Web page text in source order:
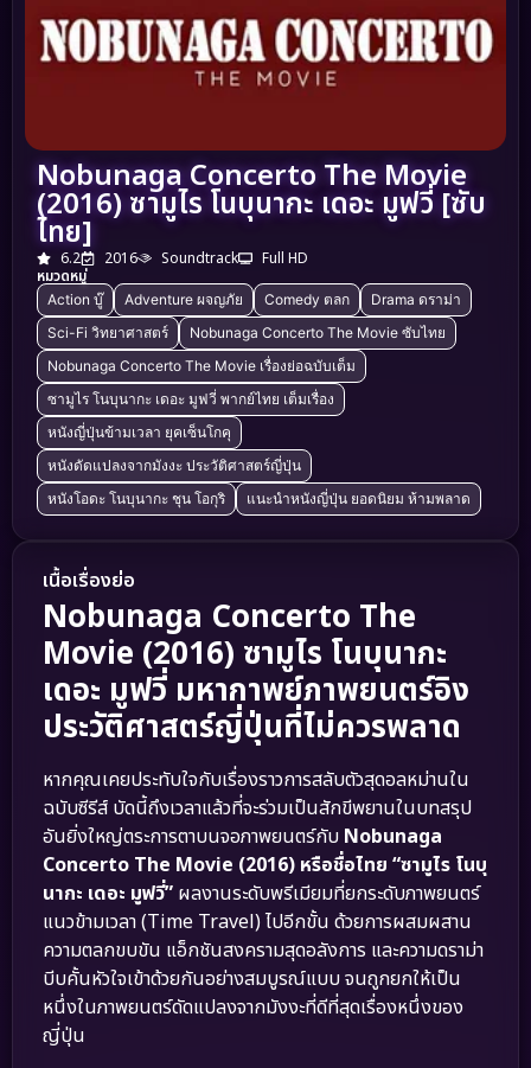
Nobunaga Concerto The Movie
(2016) ซามูไร โนบุนากะ เดอะ มูฟวี่ [ซับ
ไทย]
6.2 2016 Soundtrack
Full HD
หมวดหมู่
Action บู๊ Adventure ผจญภัย Comedy ตลก
Drama ดราม่า
Sci-Fi วิทยาศาสตร์
Nobunaga Concerto The Movie ซับไทย
Nobunaga Concerto The Movie เรื่องย่อฉบับเต็ม
ซามูไร โนบุนากะ เดอะ มูฟวี่ พากย์ไทย เต็มเรื่อง
หนังญี่ปุ่นข้ามเวลา ยุคเซ็นโกคุ
หนังดัดแปลงจากมังงะ ประวัติศาสตร์ญี่ปุ่น
หนังโอดะ โนบุนากะ ชุน โอกุริ
แนะนำหนังญี่ปุ่น ยอดนิยม ห้ามพลาด
เนื้อเรื่องย่อ
Nobunaga Concerto The
Movie (2016) ซามูไร โนบุนากะ
เดอะ มูฟวี่ มหากาพย์ภาพยนตร์อิง
ประวัติศาสตร์ญี่ปุ่นที่ไม่ควรพลาด
หากคุณเคยประทับใจกับเรื่องราวการสลับตัวสุดอลหม่านใน
ฉบับซีรีส์ บัดนี้ถึงเวลาแล้วที่จะร่วมเป็นสักขีพยานในบทสรุป
อันยิ่งใหญ่ตระการตาบนจอภาพยนตร์กับ Nobunaga
Concerto The Movie (2016) หรือชื่อไทย “ซามูไร โนบุ
นากะ เดอะ มูฟวี่” ผลงานระดับพรีเมียมที่ยกระดับภาพยนตร์
แนวข้ามเวลา (Time Travel) ไปอีกขั้น ด้วยการผสมผสาน
ความตลกขบขัน แอ็กชันสงครามสุดอลังการ และความดราม่า
บีบคั้นหัวใจเข้าด้วยกันอย่างสมบูรณ์แบบ จนถูกยกให้เป็น
หนึ่งในภาพยนตร์ดัดแปลงจากมังงะที่ดีที่สุดเรื่องหนึ่งของ
ญี่ปุ่น